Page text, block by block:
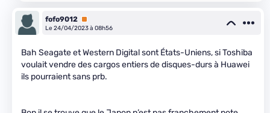
fofo9012 Premium
Le 24/04/2023 à 08h56
Bah Seagate et Western Digital sont États-Uniens, si Toshiba
voulait vendre des cargos entiers de disques-durs à Huawei
ils pourraient sans prb.